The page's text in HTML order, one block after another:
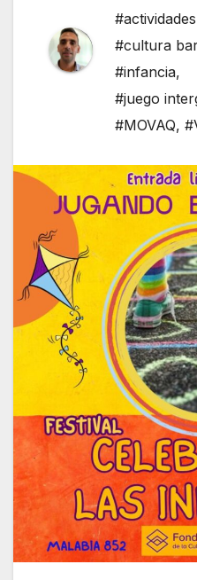
#cultura
#infancia,
#juego
#MOVAQ,